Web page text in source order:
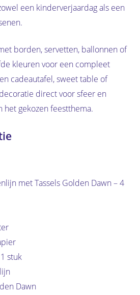
een kinderverjaardag als een
borden, servetten, ballonnen of
kleuren voor een compleet
cadeautafel, sweet table of
direct voor sfeer en
gekozen feestthema.
met Tassels Golden Dawn – 4
1 stuk
Dawn